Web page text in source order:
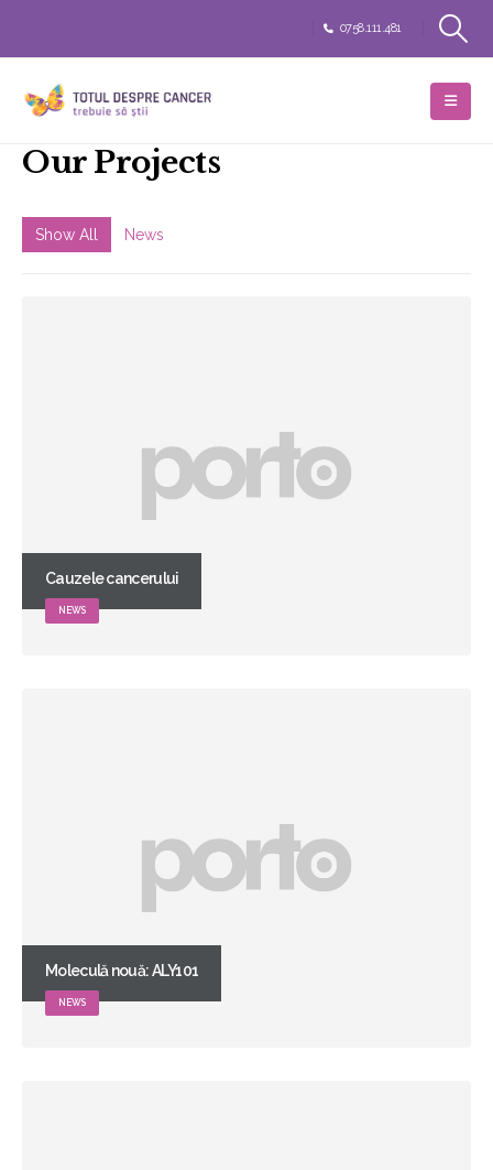
0758.111.481
Our Projects
Show All News
Cauzele cancerului
NEWS
Moleculă nouă: ALY101
NEWS